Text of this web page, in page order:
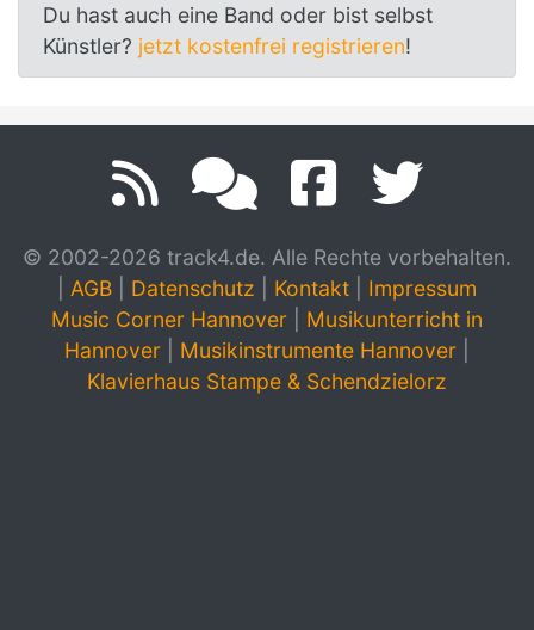
Du hast auch eine Band oder bist selbst
Künstler? jetzt kostenfrei registrieren!
© 2002-2026 track4.de. Alle Rechte vorbehalten.
AGB Datenschutz Kontakt
Impressum
Music Corner Hannover
Musikunterricht in
Hannover
Musikinstrumente Hannover
Klavierhaus Stampe & Schendzielorz